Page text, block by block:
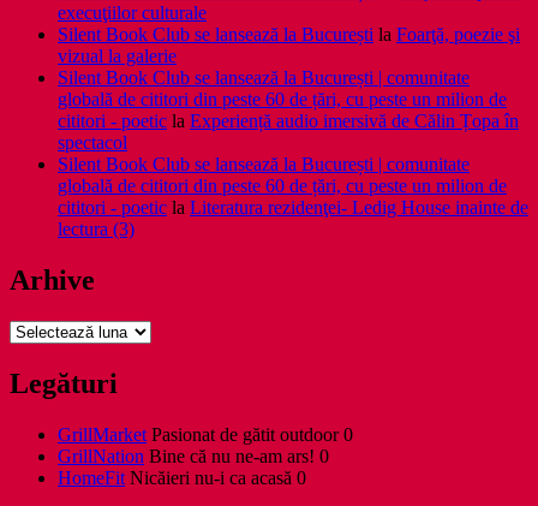
execuţiilor culturale
Silent Book Club se lansează la București la Foarţă, poezie şi
vizual la galerie
Silent Book Club se lansează la București | comunitate
globală de cititori din peste 60 de țări, cu peste un milion de
cititori - poetic la Experiență audio imersivă de Călin Țopa în
spectacol
Silent Book Club se lansează la București | comunitate
globală de cititori din peste 60 de țări, cu peste un milion de
cititori - poetic la Literatura rezidenţei- Ledig House inainte de
lectura (3)
Arhive
Arhive
Legături
GrillMarket Pasionat de gătit outdoor 0
GrillNation Bine că nu ne-am ars! 0
HomeFit Nicăieri nu-i ca acasă 0